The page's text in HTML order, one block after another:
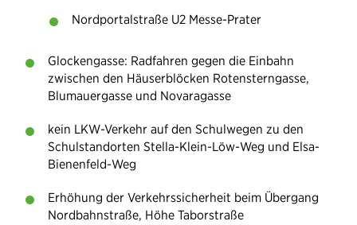
Nordportalstraße U2 Messe-Prater
Glockengasse: Radfahren gegen die Einbahn
zwischen den Häuserblöcken Rotensterngasse,
Blumauergasse und Novaragasse
kein LKW-Verkehr auf den Schulwegen zu den
Schulstandorten Stella-Klein-Löw-Weg und Elsa-
Bienenfeld-Weg
Erhöhung der Verkehrssicherheit beim Übergang
Nordbahnstraße, Höhe Taborstraße